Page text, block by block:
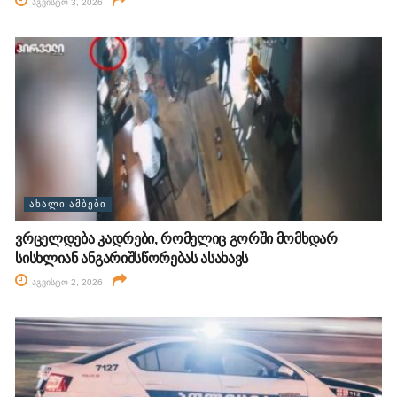
აგვისტო 3, 2026
ᲐᲮᲐᲚᲘ ᲐᲛᲑᲔᲑᲘ
ვრცელდება კადრები, რომელიც გორში მომხდარ
სისხლიან ანგარიშსწორებას ასახავს
აგვისტო 2, 2026